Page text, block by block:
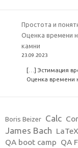
Простота и
Оценка времени
камни
23.09.2023
[…] Эстимация
Оценка времени
Boris Beizer Calc
James Bach LaTeX
QA boot camp QA